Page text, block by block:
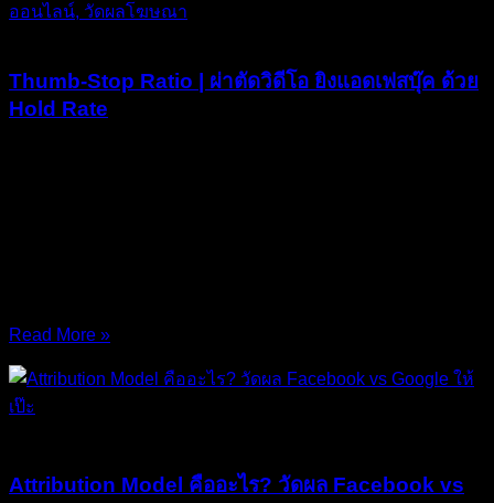
Thumb-Stop Ratio | ผ่าตัดวิดีโอ ยิงแอดเฟสบุ๊ค ด้วย
Hold Rate
Read More »
Attribution Model คืออะไร? วัดผล Facebook vs